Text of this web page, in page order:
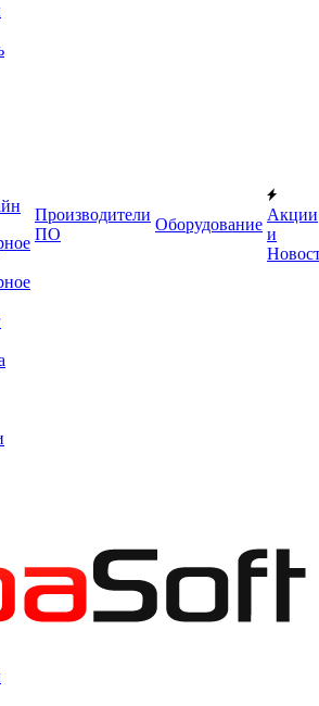
Производители
ПО
Оборудование
Акции
и